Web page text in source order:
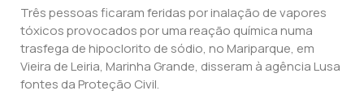
Três pessoas ficaram feridas por inalação de vapores
tóxicos provocados por uma reação química numa
trasfega de hipoclorito de sódio, no Mariparque, em
Vieira de Leiria, Marinha Grande, disseram à agência Lusa
fontes da Proteção Civil.